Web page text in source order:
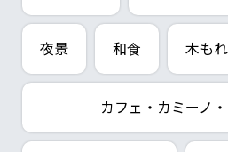
夜景 和食 木も
カフェ・カミーノ